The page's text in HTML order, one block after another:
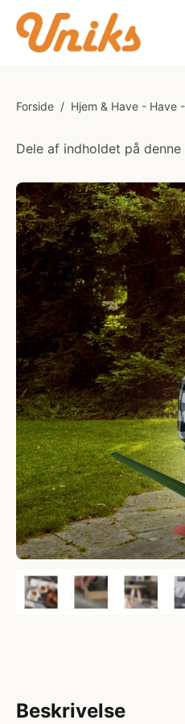
Forside / Hjem & Have - Have
Dele af indholdet på
Beskrivelse